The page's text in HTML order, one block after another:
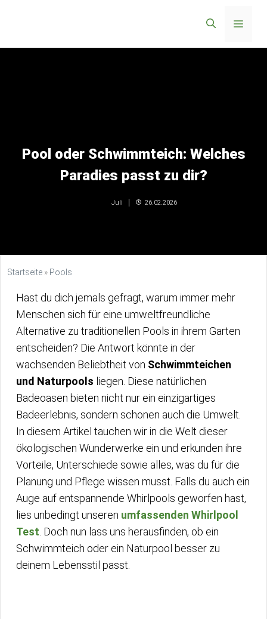
Menü
Pool oder Schwimmteich: Welches
Paradies passt zu dir?
Juli 26.02.2026
Startseite » Pools
Hast du dich jemals gefragt, warum immer mehr
Menschen sich für eine umweltfreundliche
Alternative zu traditionellen Pools in ihrem Garten
entscheiden? Die Antwort könnte in der
wachsenden Beliebtheit von Schwimmteichen
und Naturpools liegen. Diese natürlichen
Badeoasen bieten nicht nur ein einzigartiges
Badeerlebnis, sondern schonen auch die Umwelt.
In diesem Artikel tauchen wir in die Welt dieser
ökologischen Wunderwerke ein und erkunden ihre
Vorteile, Unterschiede sowie alles, was du für die
Planung und Pflege wissen musst. Falls du auch ein
Auge auf entspannende Whirlpools geworfen hast,
lies unbedingt unseren umfassenden Whirlpool
Test . Doch nun lass uns herausfinden, ob ein
Schwimmteich oder ein Naturpool besser zu
deinem Lebensstil passt.